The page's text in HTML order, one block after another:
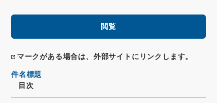
閲覧
マークがある場合は、外部サイトにリンクします。
件名標題
目次